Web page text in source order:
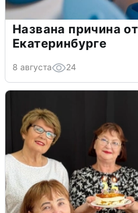
Названа причина
Екатеринбурге
8 августа 24